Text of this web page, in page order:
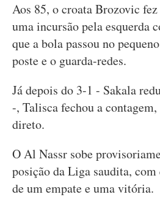
Aos 85, o croata Brozovic
uma incursão pela esquerda
que a bola passou no
poste e o guarda-redes.
Já depois do 3-1 - Sakala
-, Talisca fechou a
direto.
O Al Nassr sobe
posição da Liga saudita,
de um empate e uma vitória.